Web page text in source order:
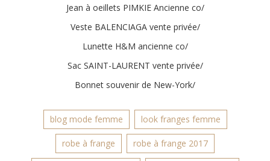
Jean à oeillets PIMKIE Ancienne co/
Veste BALENCIAGA vente privée/
Lunette H&M ancienne co/
Sac SAINT-LAURENT vente privée/
Bonnet souvenir de New-York/
blog mode femme look franges femme
robe à frange robe à frange 2017